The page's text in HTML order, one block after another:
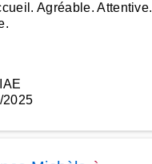
Agréable. Attentive.
2025